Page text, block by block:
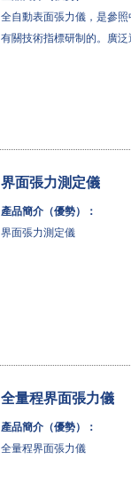
全自動表面張力儀，是參照
有關技術指標研制的。廣
界面張力測定儀
產品簡介（優勢）：
界面張力測定儀
全量程界面張力儀
產品簡介（優勢）：
全量程界面張力儀